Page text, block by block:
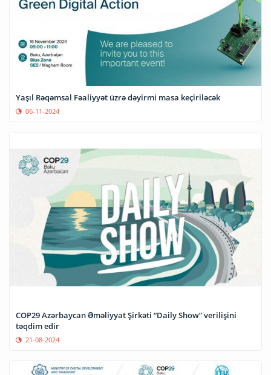
Yaşıl Rəqəmsal Fəaliyyət üzrə dəyirmi masa keçiriləcək
06-11-2024
COP29 Azərbaycan Əməliyyat Şirkəti “Daily Show” verilişini
təqdim edir
21-08-2024